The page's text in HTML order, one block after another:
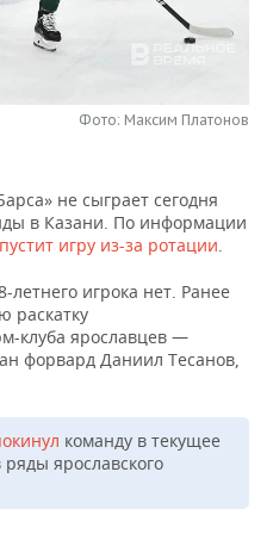
Фото: Максим Платонов
не сыграет сегодня
в Казани. По информации
игру из-за ротации.
игрока нет. Ранее
раскатку
клуба ярославцев —
форвард Даниил Тесанов,
команду в текущее
ярославского